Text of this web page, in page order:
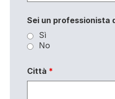
Sei un professionista
Sì
No
Città *